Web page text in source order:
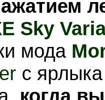
Sky
мода
с
когда